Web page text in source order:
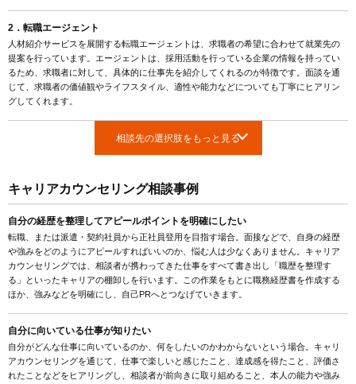
2．転職エージェント
人材紹介サービスを展開する転職エージェントは、求職者の希望に合わせて就業先の
提案を行っています。エージェントは、採用活動を行っている企業の情報を持ってい
るため、求職者に対して、具体的に仕事先を紹介してくれるのが特徴です。面談を通
じて、求職者の価値観やライフスタイル、適性や能力などについても丁寧にヒアリン
グしてくれます。
相談先の選択肢をもっと見る
キャリアカウンセリング相談事例
自分の経歴を整理してアピールポイントを明確にしたい
転職、または派遣・契約社員から正社員登用を目指す場合。面接などで、自身の経歴
や強みをどのようにアピールすればいいのか、悩む人は少なくありません。キャリア
カウンセリングでは、相談者が携わってきた仕事をすべて書き出し「職歴を整理す
る」といったキャリアの棚卸しを行います。この作業をもとに職務経歴書を作成する
ほか、強みなどを明確にし、自己PRへとつなげていきます。
自分に向いている仕事が知りたい
自分がどんな仕事に向いているのか、何をしたいのかわからないという場合。キャリ
アカウンセリングを通じて、仕事で楽しいと感じたこと、達成感を得たこと、評価さ
れたことなどをヒアリングし、相談者が前向きに取り組めること、本人の能力や強み